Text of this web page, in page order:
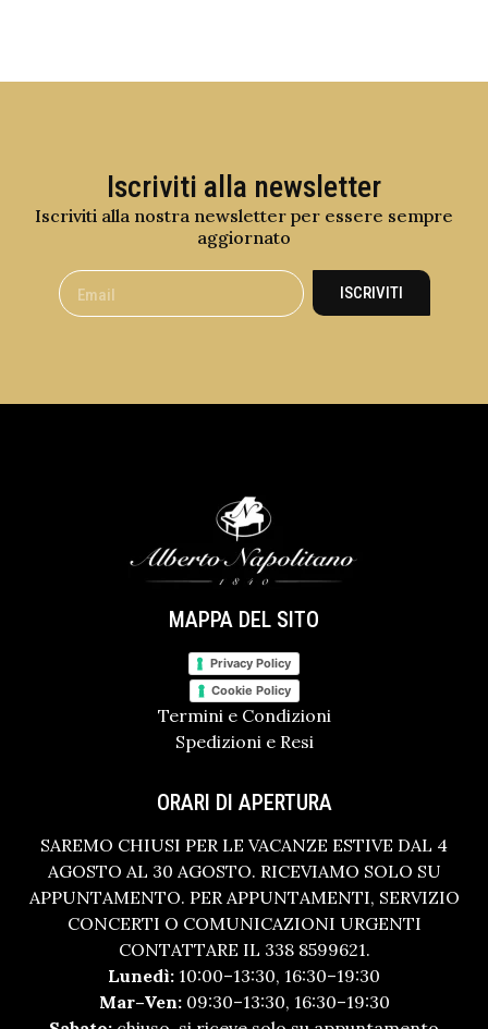
Iscriviti alla newsletter
Iscriviti alla nostra newsletter per essere sempre
aggiornato
ISCRIVITI
MAPPA DEL SITO
Privacy Policy
Cookie Policy
Termini e Condizioni
Spedizioni e Resi
ORARI DI APERTURA
SAREMO CHIUSI PER LE VACANZE ESTIVE DAL 4
AGOSTO AL 30 AGOSTO. RICEVIAMO SOLO SU
APPUNTAMENTO. PER APPUNTAMENTI, SERVIZIO
CONCERTI O COMUNICAZIONI URGENTI
CONTATTARE IL 338 8599621.
Lunedì: 10:00–13:30, 16:30–19:30
Mar–Ven:09:30–13:30, 16:30–19:30